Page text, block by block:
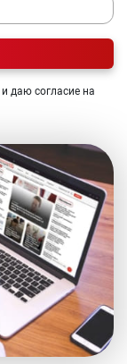
и даю согласие на